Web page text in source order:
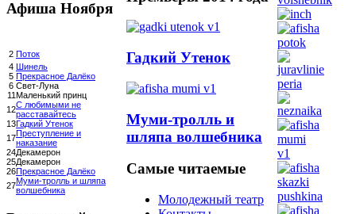
Афиша Ноября
2 Поток
4 Шинель
5 Прекрасное Далёко
6 Свет-Луна
11Маленький принц
12С любимыми не
расставайтесь
13Гадкий Утенок
17Преступление и
наказание
24Декамерон
25Декамерон
26Прекрасное Далёко
27Муми-тролль и шляпа
волшебника
Гадкий Утенок
Муми-тролль и
шляпа волшебника
Самые читаемые
Молодежный театр